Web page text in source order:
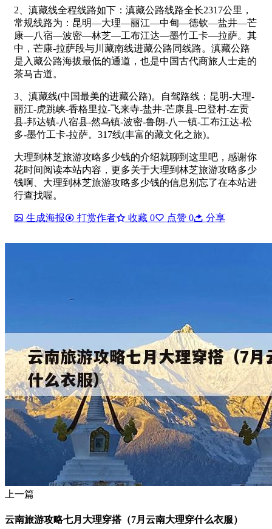
2、滇藏线全程线路如下：滇藏公路线路全长2317公里，
常规线路为：昆明—大理—丽江—中甸—德钦—盐井—芒
康—八宿—波密—林芝—工布江达—墨竹工卡—拉萨。其
中，芒康-拉萨段与川藏南线进藏公路同线路。滇藏公路
是入藏公路海拔最低的通道，也是中国古代商旅人士走的
茶马古道。
3、滇藏线(中国最美的进藏公路)。自驾路线：昆明-大理-
丽江-虎跳峡-香格里拉-飞来寺-盐井-芒康县-巴登村-左贡
县-邦达镇-八宿县-然乌镇-波密-鲁朗-八一镇-工布江达-松
多-墨竹工卡-拉萨。317线(丰富的藏文化之旅)。
大理到林芝旅游攻略多少钱的介绍就聊到这里吧，感谢你
花时间阅读本站内容，更多关于大理到林芝旅游攻略多少
钱啊、大理到林芝旅游攻略多少钱的信息别忘了在本站进
行查找喔。
生成海报 打赏作者 收藏 0 点赞 0 分享
上一篇
云南旅游攻略七月大理穿搭（7月云南大理穿什么衣服）